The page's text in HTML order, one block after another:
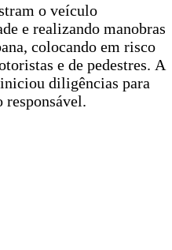
o veículo
e realizando manobras
colocando em risco
e de pedestres. A
diligências para
responsável.